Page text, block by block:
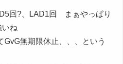
回?、LAD1回 まぁやっぱり
いね
無期限休止、、、という